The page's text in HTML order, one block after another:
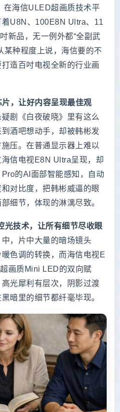
海信ULED超画质技术平
U8N、100E8N Ultra、11
新品，无一例外都“全副武
某种程度上说，海信要的不
造百吋电视全新的行业画
，让好内容呈现最佳观
剧《白夜破晓》里有这么
酒吧想动手，却被韩彬发
压。在普通显示器上难以
信电视E8N Ultra呈现，却
的AI面部智能感知，自动
对比度，把韩彬威逼的眼
细节，体现的淋漓尽致。
技术，让所有细节尽收眼
，片中大量的暗场镜头
色调的转换，而海信电视E
画质Mini LED的双向赋
光犀利有层次，阴影过渡
暗里的细节都纤毫毕现。